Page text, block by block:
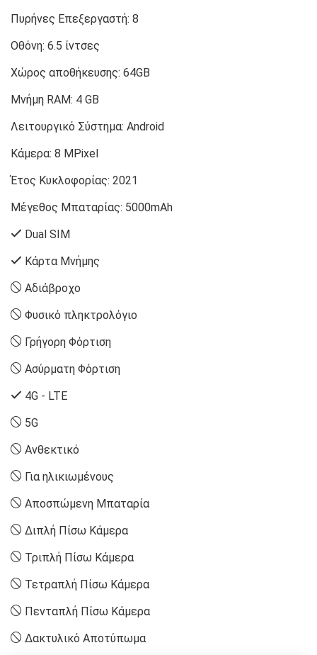
Πυρήνες Επεξεργαστή: 8
Οθόνη: 6.5 ίντσες
Χώρος αποθήκευσης: 64GB
Μνήμη RAM: 4 GB
Λειτουργικό Σύστημα: Android
Κάμερα: 8 MPixel
Έτος Κυκλοφορίας: 2021
Μέγεθος Μπαταρίας: 5000mAh
Dual SIM
Κάρτα Μνήμης
Αδιάβροχο
Φυσικό πληκτρολόγιο
Γρήγορη Φόρτιση
Ασύρματη Φόρτιση
4G - LTE
5G
Ανθεκτικό
Για ηλικιωμένους
Αποσπώμενη Μπαταρία
Διπλή Πίσω Κάμερα
Τριπλή Πίσω Κάμερα
Τετραπλή Πίσω Κάμερα
Πενταπλή Πίσω Κάμερα
Δακτυλικό Αποτύπωμα